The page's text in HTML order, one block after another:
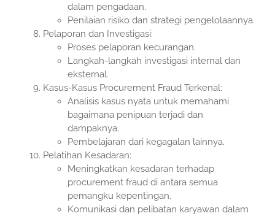
dalam pengadaan.
Penilaian risiko dan strategi pengelolaannya.
Pelaporan dan Investigasi:
Proses pelaporan kecurangan.
Langkah-langkah investigasi internal dan
eksternal.
Kasus-Kasus Procurement Fraud Terkenal:
Analisis kasus nyata untuk memahami
bagaimana penipuan terjadi dan
dampaknya.
Pembelajaran dari kegagalan lainnya.
Pelatihan Kesadaran:
Meningkatkan kesadaran terhadap
procurement fraud di antara semua
pemangku kepentingan.
Komunikasi dan pelibatan karyawan dalam